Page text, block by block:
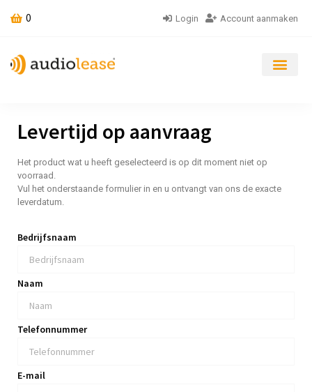
0 Login Account aanmaken
Levertijd op aanvraag
Het product wat u heeft geselecteerd is op dit moment niet op
voorraad.
Vul het onderstaande formulier in en u ontvangt van ons de exacte
leverdatum.
Bedrijfsnaam
Naam
Telefonnummer
E-mail